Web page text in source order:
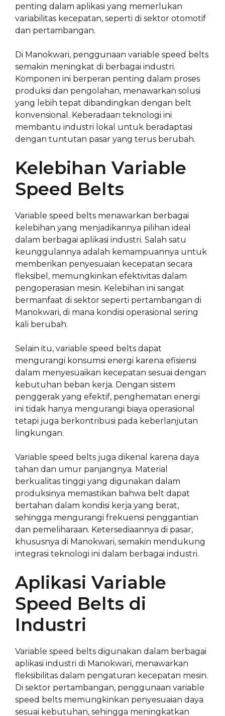
penting dalam aplikasi yang memerlukan
variabilitas kecepatan, seperti di sektor otomotif
dan pertambangan.
Di Manokwari, penggunaan variable speed belts
semakin meningkat di berbagai industri.
Komponen ini berperan penting dalam proses
produksi dan pengolahan, menawarkan solusi
yang lebih tepat dibandingkan dengan belt
konvensional. Keberadaan teknologi ini
membantu industri lokal untuk beradaptasi
dengan tuntutan pasar yang terus berubah.
Kelebihan Variable
Speed Belts
Variable speed belts menawarkan berbagai
kelebihan yang menjadikannya pilihan ideal
dalam berbagai aplikasi industri. Salah satu
keunggulannya adalah kemampuannya untuk
memberikan penyesuaian kecepatan secara
fleksibel, memungkinkan efektivitas dalam
pengoperasian mesin. Kelebihan ini sangat
bermanfaat di sektor seperti pertambangan di
Manokwari, di mana kondisi operasional sering
kali berubah.
Selain itu, variable speed belts dapat
mengurangi konsumsi energi karena efisiensi
dalam menyesuaikan kecepatan sesuai dengan
kebutuhan beban kerja. Dengan sistem
penggerak yang efektif, penghematan energi
ini tidak hanya mengurangi biaya operasional
tetapi juga berkontribusi pada keberlanjutan
lingkungan.
Variable speed belts juga dikenal karena daya
tahan dan umur panjangnya. Material
berkualitas tinggi yang digunakan dalam
produksinya memastikan bahwa belt dapat
bertahan dalam kondisi kerja yang berat,
sehingga mengurangi frekuensi penggantian
dan pemeliharaan. Ketersediaannya di pasar,
khususnya di Manokwari, semakin mendukung
integrasi teknologi ini dalam berbagai industri.
Aplikasi Variable
Speed Belts di
Industri
Variable speed belts digunakan dalam berbagai
aplikasi industri di Manokwari, menawarkan
fleksibilitas dalam pengaturan kecepatan mesin.
Di sektor pertambangan, penggunaan variable
speed belts memungkinkan penyesuaian daya
sesuai kebutuhan, sehingga meningkatkan